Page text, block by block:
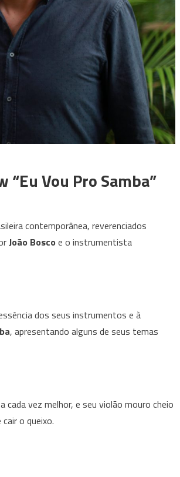
“Eu Vou Pro Samba”
contemporânea, reverenciados
João Bosco e o instrumentista
dos seus instrumentos e à
, apresentando alguns de seus temas
cada vez melhor, e seu violão mouro cheio
o queixo.